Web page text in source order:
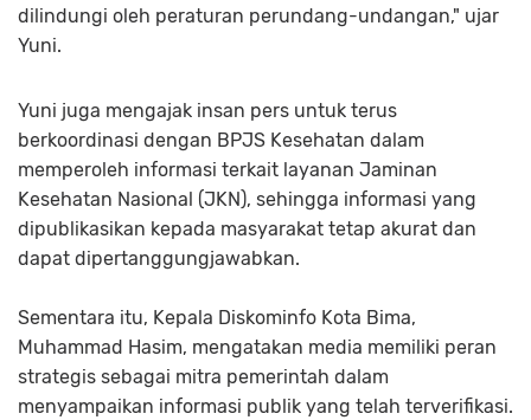
dilindungi oleh peraturan perundang-undangan," ujar
Yuni.
Yuni juga mengajak insan pers untuk terus
berkoordinasi dengan BPJS Kesehatan dalam
memperoleh informasi terkait layanan Jaminan
Kesehatan Nasional (JKN), sehingga informasi yang
dipublikasikan kepada masyarakat tetap akurat dan
dapat dipertanggungjawabkan.
Sementara itu, Kepala Diskominfo Kota Bima,
Muhammad Hasim, mengatakan media memiliki peran
strategis sebagai mitra pemerintah dalam
menyampaikan informasi publik yang telah terverifikasi.